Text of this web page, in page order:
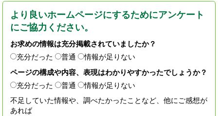
より良いホームページにするためにアンケート
にご協力ください。
お求めの情報は充分掲載されていましたか？
充分だった
普通
情報が足りない
ページの構成や内容、表現はわかりやすかったでしょうか？
充分だった
普通
情報が足りない
不足していた情報や、調べたかったことなど、他にご感想が
あれば